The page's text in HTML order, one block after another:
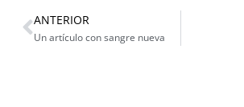
ANTERIOR
Un artículo con sangre nueva